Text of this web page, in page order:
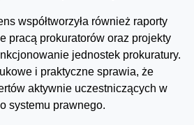
współtworzyła również raporty
pracą prokuratorów oraz projekty
jednostek prokuratury.
i praktyczne sprawia, że
aktywnie uczestniczących w
systemu prawnego.